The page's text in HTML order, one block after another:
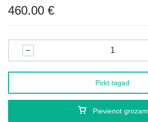
460.00 €
Pievienot grozam
Pirkt tagad